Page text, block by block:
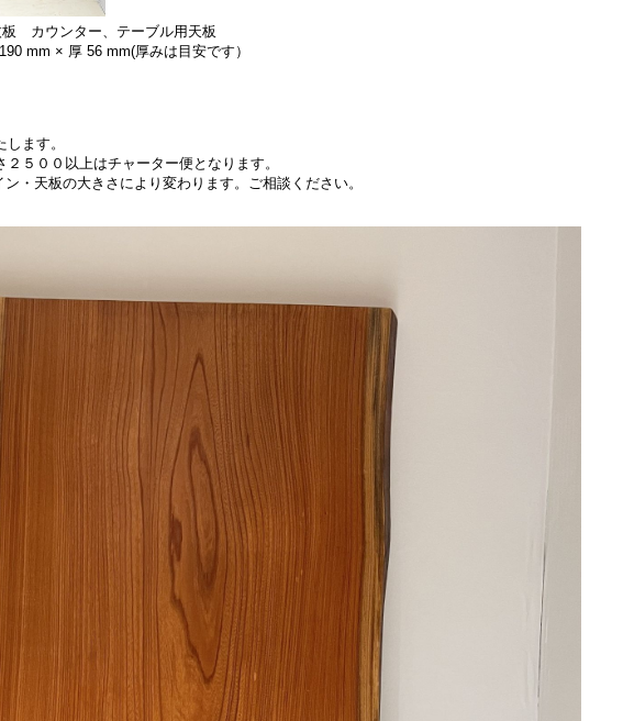
カウンター、テーブル用天板
mm × 厚 56 mm(厚みは目安です）
ます。
５００以上はチャーター便となります。
・天板の大きさにより変わります。ご相談ください。